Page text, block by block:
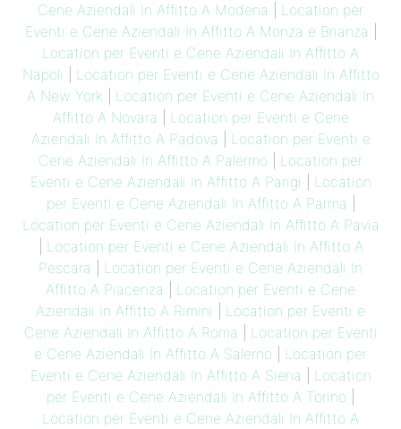
Cene Aziendali In Affitto A Modena
Location per
Eventi e Cene Aziendali In Affitto A Monza e Brianza
Location per Eventi e Cene Aziendali In Affitto A
Napoli
Location per Eventi e Cene Aziendali In Affitto
A New York
Location per Eventi e Cene Aziendali In
Affitto A Novara
Location per Eventi e Cene
Aziendali In Affitto A Padova
Location per Eventi e
Cene Aziendali In Affitto A Palermo
Location per
Eventi e Cene Aziendali In Affitto A Parigi
Location
per Eventi e Cene Aziendali In Affitto A Parma
Location per Eventi e Cene Aziendali In Affitto A Pavia
Location per Eventi e Cene Aziendali In Affitto A
Pescara
Location per Eventi e Cene Aziendali In
Affitto A Piacenza
Location per Eventi e Cene
Aziendali In Affitto A Rimini
Location per Eventi e
Cene Aziendali In Affitto A Roma
Location per Eventi
e Cene Aziendali In Affitto A Salerno
Location per
Eventi e Cene Aziendali In Affitto A Siena
Location
per Eventi e Cene Aziendali In Affitto A Torino
Location per Eventi e Cene Aziendali In Affitto A